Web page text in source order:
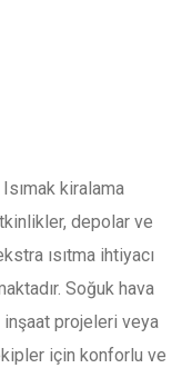
Isımak kiralama
depolar ve
ısıtma ihtiyacı
Soğuk hava
inşaat projeleri veya
için konforlu ve